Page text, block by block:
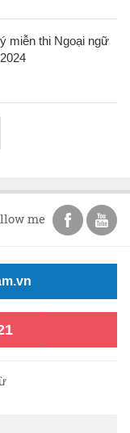
miễn thi Ngoại ngữ
me